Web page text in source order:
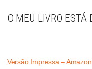
O MEU LIVRO ESTÁ
Versão Impressa –